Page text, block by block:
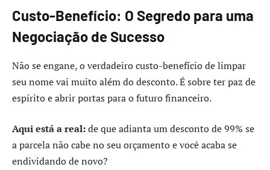
Custo-Benefício: O Segredo para uma
Negociação de Sucesso
Não se engane, o verdadeiro custo-benefício de limpar
seu nome vai muito além do desconto. É sobre ter paz de
espírito e abrir portas para o futuro financeiro.
Aqui está a real:de que adianta um desconto de 99% se
a parcela não cabe no seu orçamento e você acaba se
endividando de novo?